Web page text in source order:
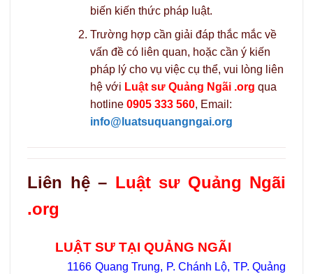
biến kiến thức pháp luật.
Trường hợp cần giải đáp thắc mắc về
vấn đề có liên quan, hoặc cần ý kiến
pháp lý cho vụ việc cụ thể, vui lòng liên
hệ với Luật sư Quảng Ngãi .org qua
hotline 0905 333 560, Email:
info@luatsuquangngai.org
Liên hệ – Luật sư Quảng Ngãi
.org
LUẬT SƯ TẠI QUẢNG NGÃI
1166 Quang Trung, P. Chánh Lộ, TP. Quảng